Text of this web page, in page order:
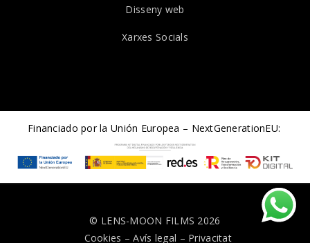
Disseny web
Xarxes Socials
Financiado por la Unión Europea – NextGenerationEU:
© LENS-MOON FILMS 2026
Cookies –Avís legal – Privacitat